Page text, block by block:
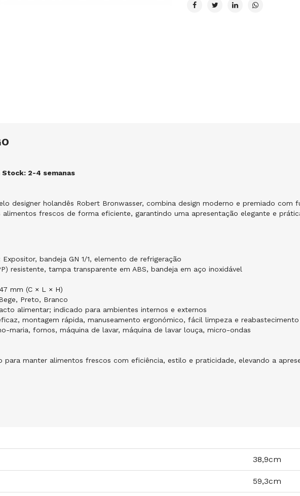
Stock: 2-4 semanas
designer holandês Robert Bronwasser, combina design moderno e premiado
frescos de forma eficiente, garantindo uma apresentação elegante e
bandeja GN 1/1, elemento de refrigeração
resistente, tampa transparente em ABS, bandeja em aço inoxidável
mm (C × L × H)
Preto, Branco
alimentar; indicado para ambientes internos e externos
montagem rápida, manuseamento ergonómico, fácil limpeza e reabastecimento
maria, fornos, máquina de lavar, máquina de lavar louça, micro-ondas
para manter alimentos frescos com eficiência, estilo e praticidade, elevando a
38,9cm
59,3cm